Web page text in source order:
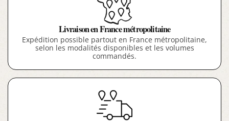
Livraison en France métropolitaine
Expédition possible partout en France métropolitaine,
selon les modalités disponibles et les volumes
commandés.